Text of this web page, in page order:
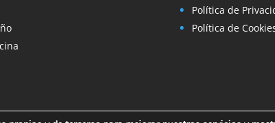
Política de
Política de